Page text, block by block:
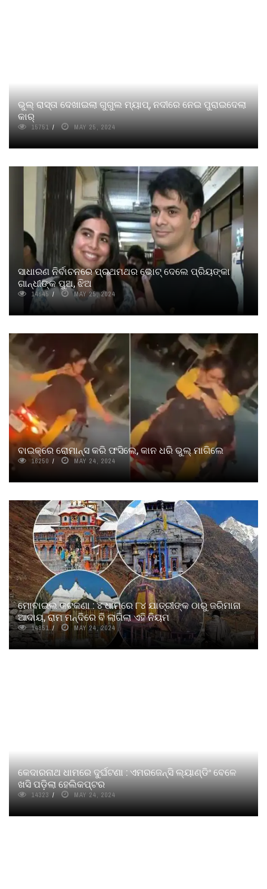
ଭୁଲ୍ ରାସ୍ତା ଦେଖାଇଲା ଗୁଗୁଲ ମ୍ୟାପ୍‌, ନଦୀରେ ନେଇ ପୁରାଇଦେଲା
କାର୍
15751 MAY 25, 2024
ସାଧାରଣ ନିର୍ବାଚନରେ ପ୍ରଥମଥର ଭୋଟ୍ ଦେଲେ ପ୍ରିୟଙ୍କା
ଗାନ୍ଧୀଙ୍କ ପୁଅ, ଝିଅ
14645 MAY 25, 2024
ବାଇକ୍‌ରେ ରୋମାନ୍ସ କରି ଫସିଲେ, କାନ ଧରି ଭୁଲ୍ ମାଗିଲେ
16250 MAY 24, 2024
ମୋବାଇଲ କଟକଣା : ୪ ଧାମରେ ୮୪ ଯାତ୍ରୀଙ୍କ ଠାରୁ ଜରିମାନା
ଆଦାୟ, ରାମ ମନ୍ଦିରେ ବି ଲାଗିଲା ଏହି ନିୟମ
14851 MAY 24, 2024
କେଦାରନାଥ ଧାମରେ ଦୁର୍ଘଟଣା : ଏମରଜେନ୍ସି ଲ୍ୟାଣ୍ଡିଂ ବେଳେ
ଖସି ପଡ଼ିଲା ହେଲିକପ୍ଟର
14323 MAY 24, 2024